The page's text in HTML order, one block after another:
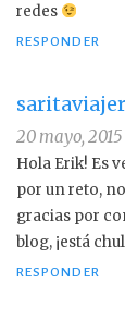
redes
RESPONDER
20 mayo,
Hola Erik! Es
por un reto,
gracias por
blog, ¡está
RESPONDER